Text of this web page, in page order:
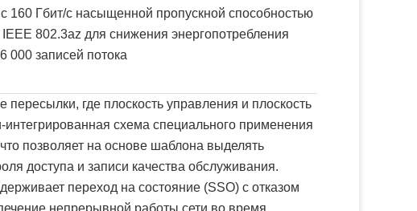
160 Гбит/с насыщенной пропускной способностью
IEEE 802.3az для снижения энергопотребления
000 записей потока
где плоскость управления и плоскость
схема специального применения
позволяет на основе шаблона выделять
доступа и записи качества обслуживания.
переход на состояние (SSO) с отказом
непрерывной работы сети во время